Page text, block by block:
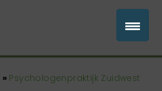
» Psychologenpraktijk Zuidwest